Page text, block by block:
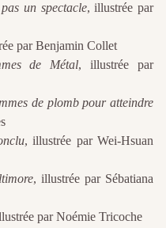
un spectacle, illustrée par
par Benjamin Collet
de Métal, illustrée par
de plomb pour atteindre
, illustrée par Wei-Hsuan
, illustrée par Sébatiana
par Noémie Tricoche